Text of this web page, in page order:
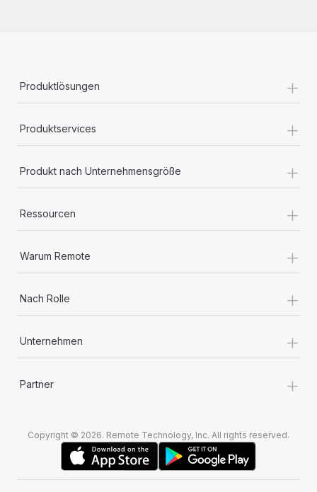
Produktlösungen +
Produktservices +
Produkt nach Unternehmensgröße +
Ressourcen +
Warum Remote +
Nach Rolle +
Unternehmen +
Partner +
Copyright © 2026. Remote Technology, Inc. All rights reserved.